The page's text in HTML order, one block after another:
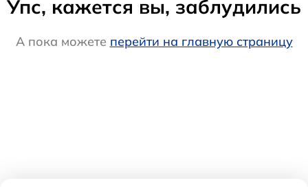
Упс, кажется вы, заблудились
А пока можете перейти на главную страницу